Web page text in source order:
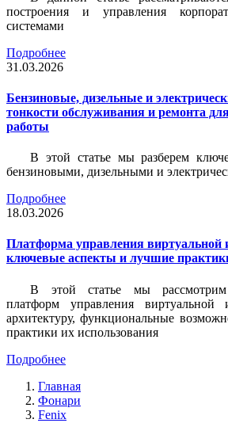
построения и управления
системами
Подробнее
31.03.2026
Бензиновые, дизельные и
тонкости обслуживания и ремонта
работы
В этой статье мы разберем
бензиновыми, дизельными и
Подробнее
18.03.2026
Платформа управления виртуальной
ключевые аспекты и лучшие
В этой статье мы
платформ управления виртуальной
архитектуру, функциональные
практики их использования
Подробнее
Главная
Фонари
Fenix